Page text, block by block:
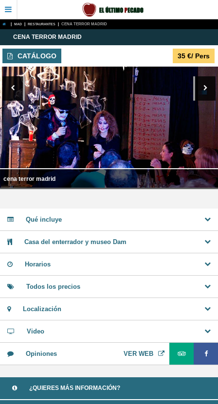
MAD RESTAURANTES CENA TERROR MADRID
CENA TERROR MADRID
35 €/ Pers
CATÁLOGO
cena terror madrid
Qué incluye
Casa del enterrador y museo Dam
Horarios
Todos los precios
Localización
Video
Opiniones VER WEB
¿QUIERES MÁS INFORMACIÓN?